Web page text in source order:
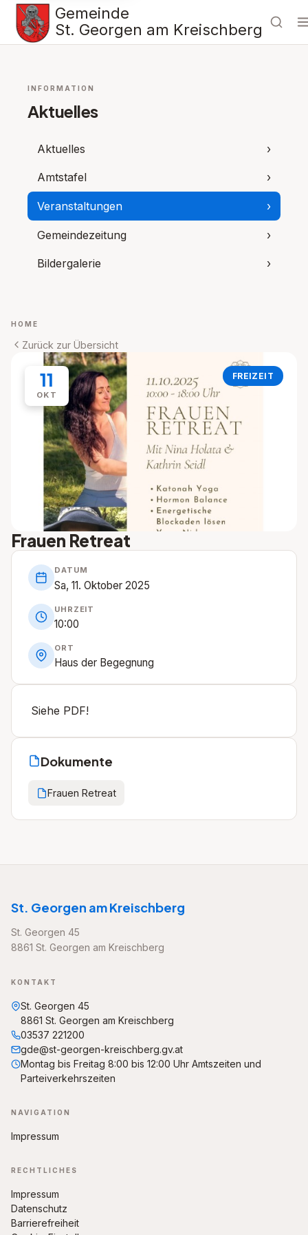
Gemeinde
St. Georgen am Kreischberg
INFORMATION
Aktuelles
Aktuelles ›
Amtstafel ›
Veranstaltungen ›
Gemeindezeitung ›
Bildergalerie ›
HOME
Zurück zur Übersicht
11
OKT
FREIZEIT
Frauen Retreat
DATUM
Sa, 11. Oktober 2025
UHRZEIT
10:00
ORT
Haus der Begegnung
Siehe PDF!
Dokumente
Frauen Retreat
St. Georgen am Kreischberg
St. Georgen 45
8861 St. Georgen am Kreischberg
KONTAKT
St. Georgen 45
8861 St. Georgen am Kreischberg
03537 221200
gde@st-georgen-kreischberg.gv.at
Montag bis Freitag 8:00 bis 12:00 Uhr Amtszeiten und
Parteiverkehrszeiten
NAVIGATION
Impressum
RECHTLICHES
Impressum
Datenschutz
Barrierefreiheit